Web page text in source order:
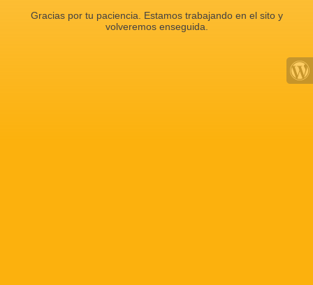
Gracias por tu paciencia. Estamos trabajando en el sito y
volveremos enseguida.